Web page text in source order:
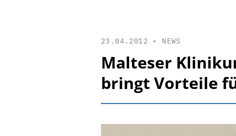
23.04.2012 • NEWS
Malteser
bringt Vorteile